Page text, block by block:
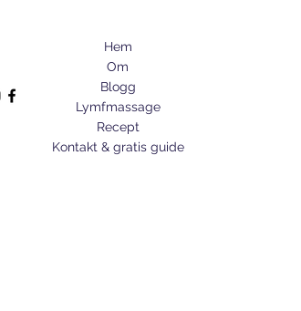
Hem
Om
Blogg
Lymfmassage
Recept
Kontakt & gratis guide